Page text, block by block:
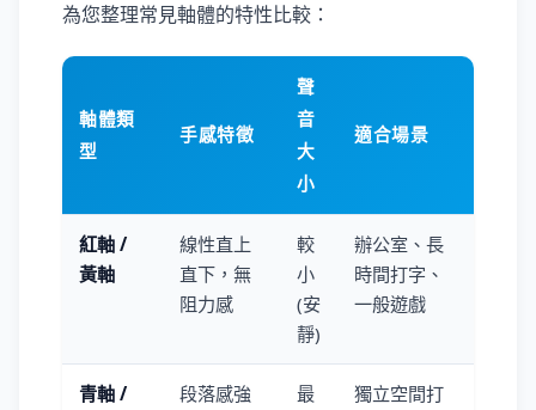
為您整理常見軸體的特性比較：
軸體類
型
手感特徵
聲
音
大
小
適合場景
紅軸 /
黃軸
線性直上
直下，無
阻力感
較
小
(安
靜)
辦公室、長
時間打字、
一般遊戲
青軸 /
段落感強
最
獨立空間打